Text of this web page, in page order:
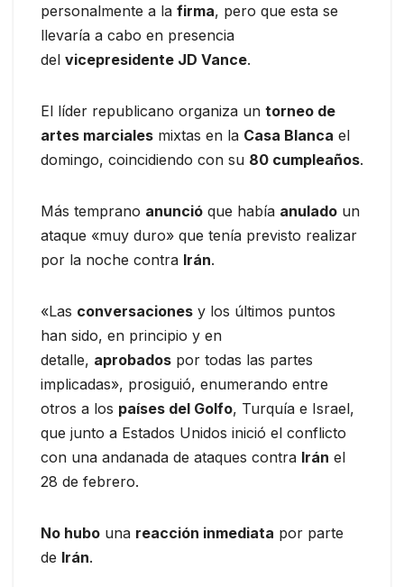
personalmente a la firma, pero que esta se
llevaría a cabo en presencia
del vicepresidente JD Vance.
El líder republicano organiza un torneo de
artes marciales mixtas en la Casa Blanca el
domingo, coincidiendo con su 80 cumpleaños.
Más temprano anunció que había anulado un
ataque «muy duro» que tenía previsto realizar
por la noche contra Irán.
«Las conversaciones y los últimos puntos
han sido, en principio y en
detalle, aprobados por todas las partes
implicadas», prosiguió, enumerando entre
otros a los países del Golfo, Turquía e Israel,
que junto a Estados Unidos inició el conflicto
con una andanada de ataques contra Irán el
28 de febrero.
No hubo una reacción inmediata por parte
de Irán.